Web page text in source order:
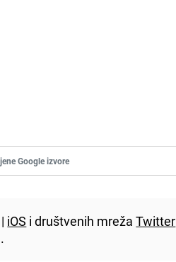
Google izvore
| iOS i društvenih mrežaTwitter